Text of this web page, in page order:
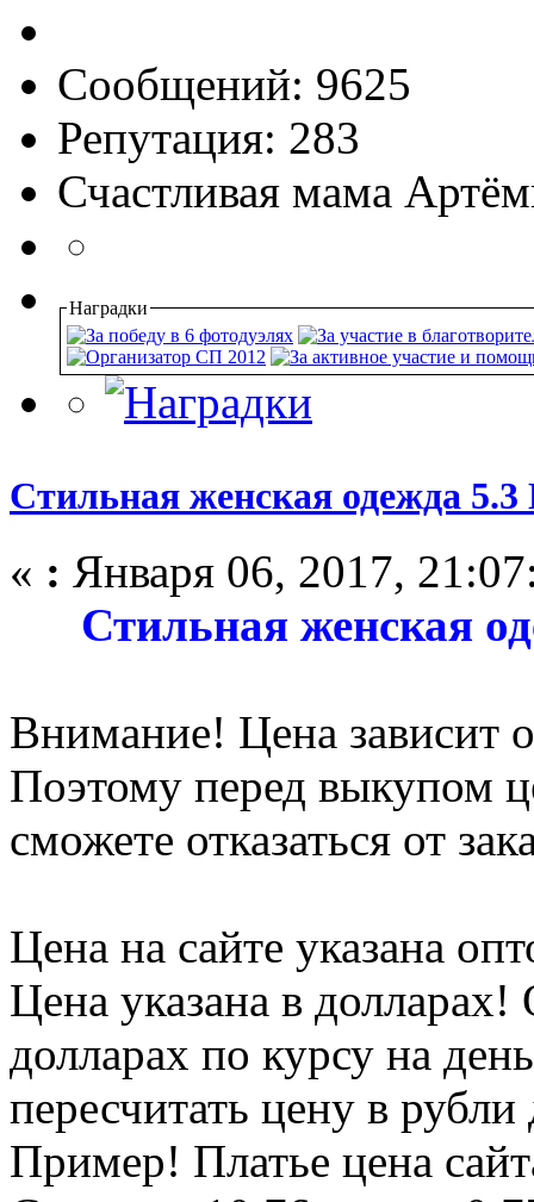
Сообщений: 9625
Репутация: 283
Счастливая мама
Наградки
Стильная женская одежда
« : Января 06, 2017,
Стильная женская
Внимание! Цена зависит
Поэтому перед выкупом
сможете отказаться от
Цена на сайте указана
Цена указана в
долларах по курсу на
пересчитать цену в рубли
Пример! Платье цена